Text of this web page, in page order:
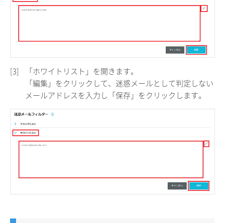
[3]
「ホワイトリスト」を開きます。
「編集」をクリックして、迷惑メールとして判定しない
メールアドレスを入力し「保存」をクリックします。